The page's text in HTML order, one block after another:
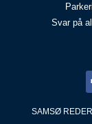
Svar på
SAMSØ